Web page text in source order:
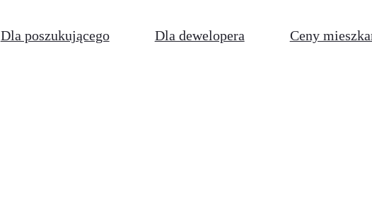
Dla poszukującego Dla dewelopera Ceny